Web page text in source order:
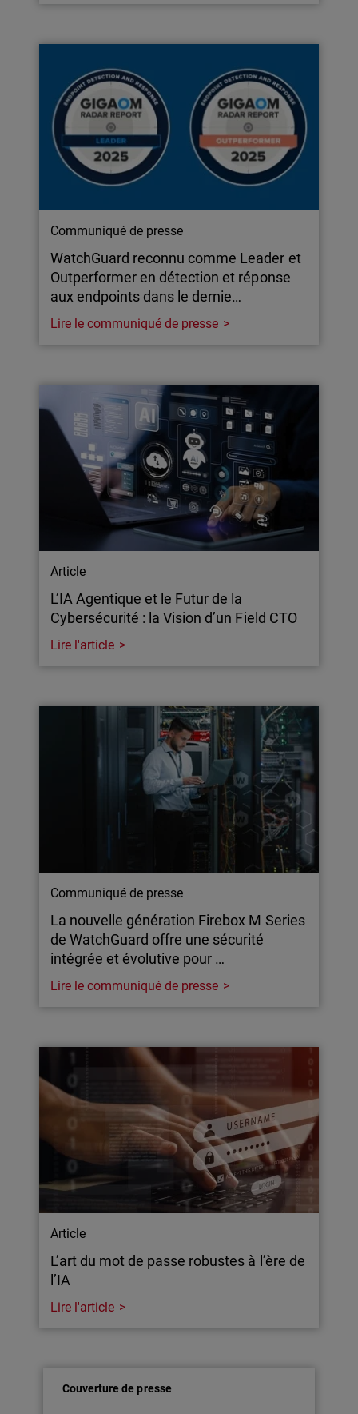
Communiqué de presse
WatchGuard reconnu comme Leader et
Outperformer en détection et réponse
aux endpoints dans le dernie…
Lire le communiqué de presse
Article
L’IA Agentique et le Futur de la
Cybersécurité : la Vision d’un Field CTO
Lire l'article
Communiqué de presse
La nouvelle génération Firebox M Series
de WatchGuard offre une sécurité
intégrée et évolutive pour …
Lire le communiqué de presse
Article
L’art du mot de passe robustes à l’ère de
l’IA
Lire l'article
Couverture de presse